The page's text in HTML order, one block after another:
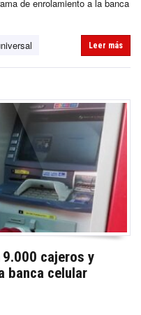
de enrolamiento a la banca
Leer más
9.000 cajeros y
banca celular